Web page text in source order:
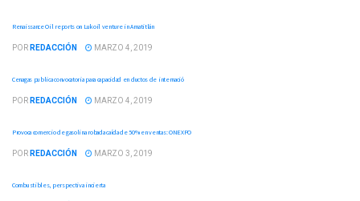
Renaissance Oil reports on Lukoil venture in Amatitlán
POR REDACCIÓN MARZO 4, 2019
Cenagas publica convocatoria para capacidad en ductos de internació
POR REDACCIÓN MARZO 4, 2019
Provoca comercio de gasolina robada caída de 50% en ventas: ONEXPO
POR REDACCIÓN MARZO 3, 2019
Combustibles, perspectiva incierta